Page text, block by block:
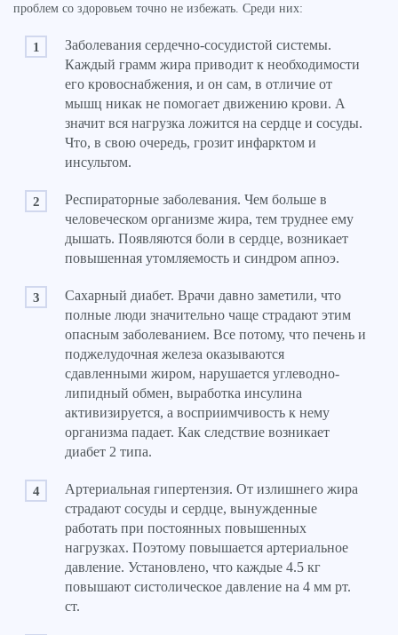
проблем со здоровьем точно не избежать. Среди них:
Заболевания сердечно-сосудистой системы.
Каждый грамм жира приводит к необходимости
его кровоснабжения, и он сам, в отличие от
мышц никак не помогает движению крови. А
значит вся нагрузка ложится на сердце и сосуды.
Что, в свою очередь, грозит инфарктом и
инсультом.
Респираторные заболевания. Чем больше в
человеческом организме жира, тем труднее ему
дышать. Появляются боли в сердце, возникает
повышенная утомляемость и синдром апноэ.
Сахарный диабет. Врачи давно заметили, что
полные люди значительно чаще страдают этим
опасным заболеванием. Все потому, что печень и
поджелудочная железа оказываются
сдавленными жиром, нарушается углеводно-
липидный обмен, выработка инсулина
активизируется, а восприимчивость к нему
организма падает. Как следствие возникает
диабет 2 типа.
Артериальная гипертензия. От излишнего жира
страдают сосуды и сердце, вынужденные
работать при постоянных повышенных
нагрузках. Поэтому повышается артериальное
давление. Установлено, что каждые 4.5 кг
повышают систолическое давление на 4 мм рт.
ст.